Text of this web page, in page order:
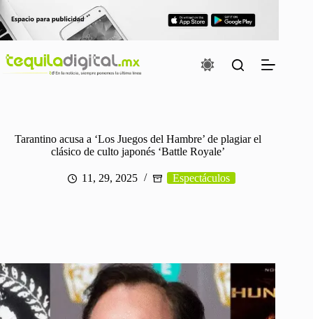
Saltar
al
contenido
Tarantino acusa a ‘Los Juegos del Hambre’ de plagiar el
clásico de culto japonés ‘Battle Royale’
11, 29, 2025 Espectáculos